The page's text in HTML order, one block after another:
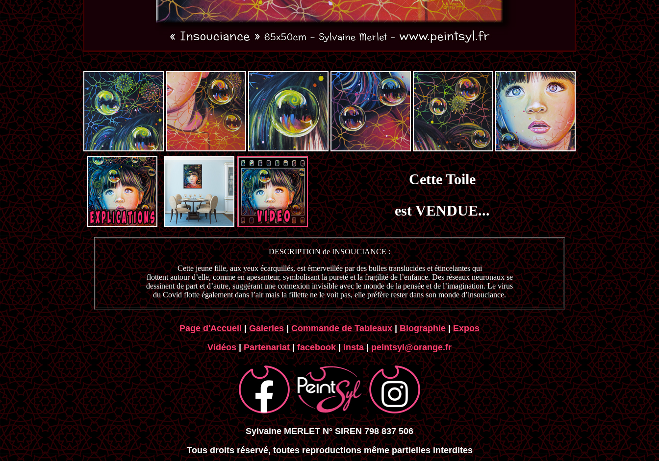
Cette Toile
est VENDUE...
DESCRIPTION de INSOUCIANCE :
Cette jeune fille, aux yeux écarquillés, est émerveillée par des bulles translucides et étincelantes qui
flottent autour d’elle, comme en apesanteur, symbolisant la pureté et la fragilité de l’enfance. Des réseaux neuronaux se
dessinent de part et d’autre, suggérant une connexion invisible avec le monde de la pensée et de l’imagination. Le virus
du Covid flotte également dans l’air mais la fillette ne le voit pas, elle préfère rester dans son monde d’insouciance.
Page d'Accueil|Galeries|Commande de Tableaux|Biographie|Expos
Vidéos|Partenariat|facebook|insta|peintsyl@orange.fr
Sylvaine MERLET N° SIREN 798 837 506
Tous droits réservé, toutes reproductions même partielles interdites